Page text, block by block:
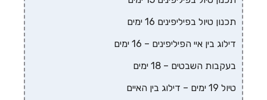
תכנון טיול בפיליפינים 16 ימים
דילוג בין איי הפיליפינים – 16 ימים
בעקבות השבטים – 18 ימים
טיול 19 ימים – דילוג בין האיים